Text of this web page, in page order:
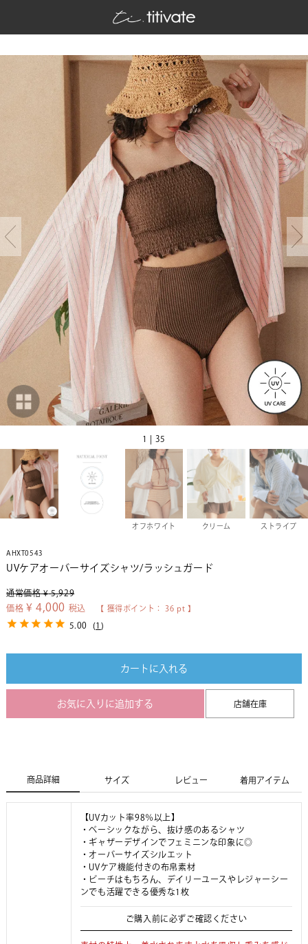
1 | 35
オフホワイト クリーム ストライプ
AHXT0543
UVケアオーバーサイズシャツ/ラッシュガード
通常価格 ¥ 5,929
価格 ¥ 4,000 税込 【 獲得ポイント： 36 pt 】
5.00 (1 )
カートに入れる
お気に入りに追加する 店舗在庫
商品詳細 サイズ レビュー 着用アイテム
【UVカット率98％以上】
・ベーシックながら、抜け感のあるシャツ
・ギャザーデザインでフェミニンな印象に◎
・オーバーサイズシルエット
・UVケア機能付きの布帛素材
・ビーチはもちろん、デイリーユースやレジャーシー
ンでも活躍できる優秀な1枚
ご購入前に必ずご確認ください